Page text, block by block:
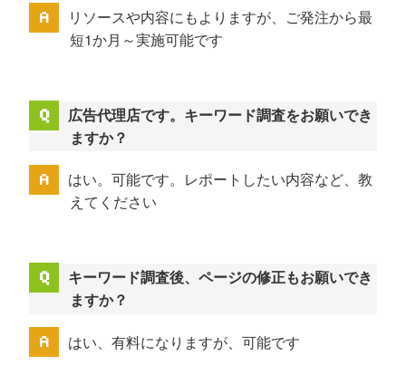
リソースや内容にもよりますが、ご発注から最
短1か月～実施可能です
広告代理店です。キーワード調査をお願いでき
ますか？
はい。可能です。レポートしたい内容など、教
えてください
キーワード調査後、ページの修正もお願いでき
ますか？
はい、有料になりますが、可能です